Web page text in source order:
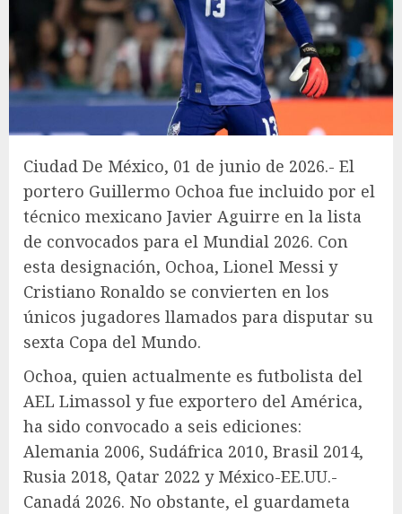
Ciudad De México, 01 de junio de 2026.- El
portero Guillermo Ochoa fue incluido por el
técnico mexicano Javier Aguirre en la lista
de convocados para el Mundial 2026. Con
esta designación, Ochoa, Lionel Messi y
Cristiano Ronaldo se convierten en los
únicos jugadores llamados para disputar su
sexta Copa del Mundo.
Ochoa, quien actualmente es futbolista del
AEL Limassol y fue exportero del América,
ha sido convocado a seis ediciones:
Alemania 2006, Sudáfrica 2010, Brasil 2014,
Rusia 2018, Qatar 2022 y México-EE.UU.-
Canadá 2026. No obstante, el guardameta